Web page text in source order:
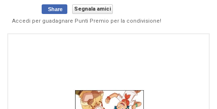
Share
Segnala amici
Accedi per guadagnare Punti Premio per la condivisione!